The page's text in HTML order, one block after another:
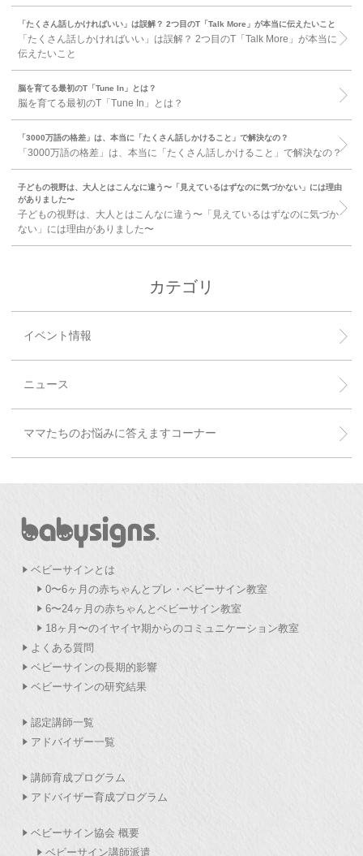
「たくさん話しかければいい」は誤解？ 2つ目のT「Talk More」が本当に伝えたいこと
「たくさん話しかければいい」は誤解？ 2つ目のT「Talk More」が本当に
伝えたいこと
脳を育てる最初のT「Tune In」とは？
脳を育てる最初のT「Tune In」とは？
「3000万語の格差」は、本当に「たくさん話しかけること」で解決なの？
「3000万語の格差」は、本当に「たくさん話しかけること」で解決なの？
子どもの視野は、大人とはこんなに違う〜「見えているはずなのに気づかない」には理由
がありました〜
子どもの視野は、大人とはこんなに違う〜「見えているはずなのに気づか
ない」には理由がありました〜
カテゴリ
イベント情報
ニュース
ママたちのお悩みに答えますコーナー
ベビーサインとは
0〜6ヶ月の赤ちゃんとプレ・ベビーサイン教室
6〜24ヶ月の赤ちゃんとベビーサイン教室
18ヶ月〜のイヤイヤ期からのコミュニケーション教室
よくある質問
ベビーサインの長期的影響
ベビーサインの研究結果
認定講師一覧
アドバイザー一覧
講師育成プログラム
アドバイザー育成プログラム
ベビーサイン協会 概要
ベビーサイン講師派遣